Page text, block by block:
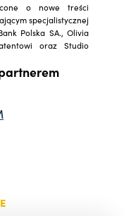
o nowe treści
specjalistycznej
Polska SA., Olivia
oraz Studio